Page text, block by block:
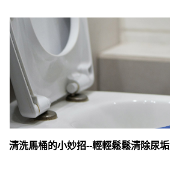
清洗馬桶的小妙招--輕輕鬆鬆清除尿